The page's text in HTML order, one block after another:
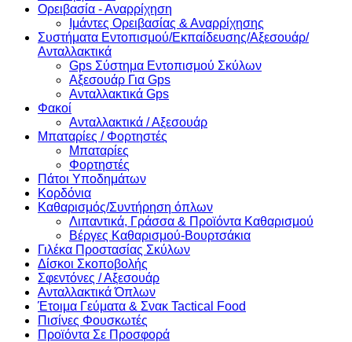
Ορειβασία - Αναρρίχηση
Ιμάντες Ορειβασίας & Αναρρίχησης
Συστήματα Εντοπισμού/Εκπαίδευσης/Αξεσουάρ/
Ανταλλακτικά
Gps Σύστημα Εντοπισμού Σκύλων
Αξεσουάρ Για Gps
Ανταλλακτικά Gps
Φακοί
Ανταλλακτικά / Αξεσουάρ
Μπαταρίες / Φορτηστές
Μπαταρίες
Φορτηστές
Πάτοι Υποδημάτων
Κορδόνια
Καθαρισμός/Συντήρηση όπλων
Λιπαντικά, Γράσσα & Προϊόντα Καθαρισμού
Βέργες Καθαρισμού-Βουρτσάκια
Γιλέκα Προστασίας Σκύλων
Δίσκοι Σκοποβολής
Σφεντόνες / Αξεσουάρ
Ανταλλακτικά Όπλων
Έτοιμα Γεύματα & Σνακ Tactical Food
Πισίνες Φουσκωτές
Προϊόντα Σε Προσφορά